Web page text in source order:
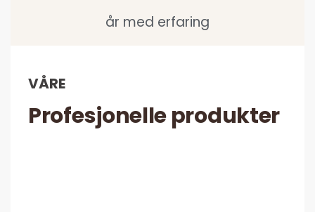
år med erfaring
VÅRE
Profesjonelle produkter